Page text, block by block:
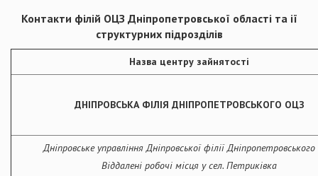
Контакти філій ОЦЗ Дніпропетровської області та ії
структурних підрозділів
Назва центру зайнятості
ДНІПРОВСЬКА ФІЛІЯ ДНІПРОПЕТРОВСЬКОГО ОЦЗ
Дніпровське управління Дніпровської філії
Віддалені робочі місця у сел. Петриківка